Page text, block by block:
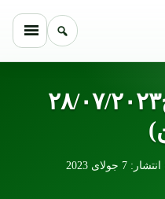
محمد مُحق ، مورخ۲۸/۰۷/۲۰۲۳
2023